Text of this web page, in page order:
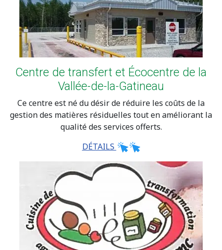
Centre de transfert et Écocentre de la
Vallée-de-la-Gatineau
Ce centre est né du désir de réduire les coûts de la
gestion des matières résiduelles tout en améliorant la
qualité des services offerts.
DÉTAILS